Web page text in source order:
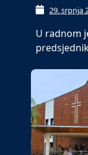
29. srpnja
U radnom